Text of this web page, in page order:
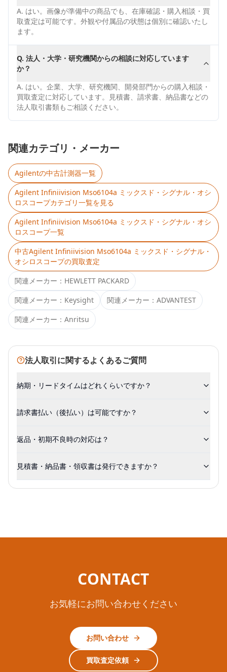
A. はい。画像が準備中の商品でも、在庫確認・購入相談・買
取査定は可能です。外観や付属品の状態は個別に確認いたし
ます。
Q. 法人・大学・研究機関からの相談に対応しています
か？
A. はい。企業、大学、研究機関、開発部門からの購入相談・
買取査定に対応しています。見積書、請求書、納品書などの
法人取引書類もご相談ください。
関連カテゴリ・メーカー
Agilentの中古計測器一覧
Agilent Infiniivision Mso6104a ミックスド・シグナル・オシ
ロスコープカテゴリ一覧を見る
Agilent Infiniivision Mso6104a ミックスド・シグナル・オシ
ロスコープ一覧
中古Agilent Infiniivision Mso6104a ミックスド・シグナル・
オシロスコープの買取査定
関連メーカー： HEWLETT PACKARD
関連メーカー： Keysight 関連メーカー： ADVANTEST
関連メーカー： Anritsu
法人取引に関するよくあるご質問
納期・リードタイムはどれくらいですか？
請求書払い（後払い）は可能ですか？
返品・初期不良時の対応は？
見積書・納品書・領収書は発行できますか？
CONTACT
お気軽にお問い合わせください
お問い合わせ
買取査定依頼